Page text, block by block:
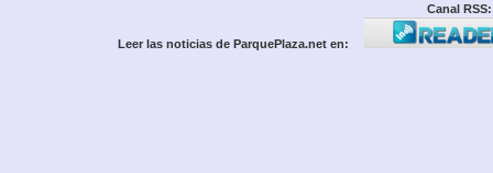
Canal RSS:
Leer las noticias de ParquePlaza.net en: